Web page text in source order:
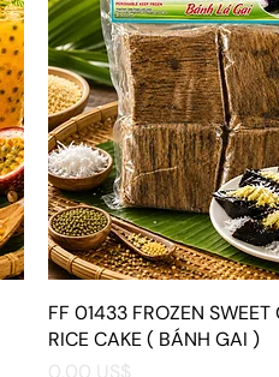
Xem nhanh
FF 01433 FROZEN SWEET
RICE CAKE ( BÁNH GAI )
Giá
0,00 US$